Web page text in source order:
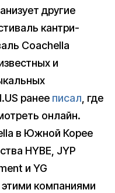
другие
кантри-
Сoachella
и
ранее писал, где
онлайн.
в Южной Корее
HYBE, JYP
и YG
компаниями